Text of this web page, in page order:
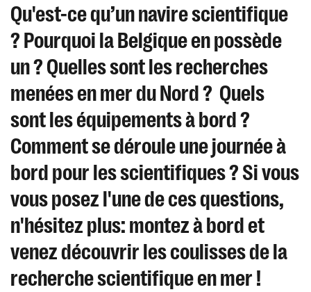
Qu'est-ce qu’un navire scientifique
? Pourquoi la Belgique en possède
un ? Quelles sont les recherches
menées en mer du Nord ? Quels
sont les équipements à bord ?
Comment se déroule une journée à
bord pour les scientifiques ? Si vous
vous posez l'une de ces questions,
n'hésitez plus: montez à bord et
venez découvrir les coulisses de la
recherche scientifique en mer !